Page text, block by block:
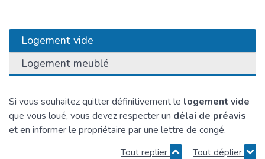
Logement vide
Logement meublé
Si vous souhaitez quitter définitivement le logement vide
que vous loué, vous devez respecter un délai de préavis
et en informer le propriétaire par une lettre de congé.
Tout replier Tout déplier